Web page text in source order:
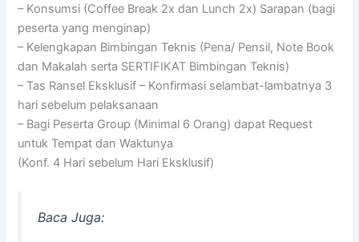
– Konsumsi (Coffee Break 2x dan Lunch 2x) Sarapan (bagi
peserta yang menginap)
– Kelengkapan Bimbingan Teknis (Pena/ Pensil, Note Book
dan Makalah serta SERTIFIKAT Bimbingan Teknis)
– Tas Ransel Eksklusif – Konfirmasi selambat-lambatnya 3
hari sebelum pelaksanaan
– Bagi Peserta Group (Minimal 6 Orang) dapat Request
untuk Tempat dan Waktunya
(Konf. 4 Hari sebelum Hari Eksklusif)
Baca Juga: